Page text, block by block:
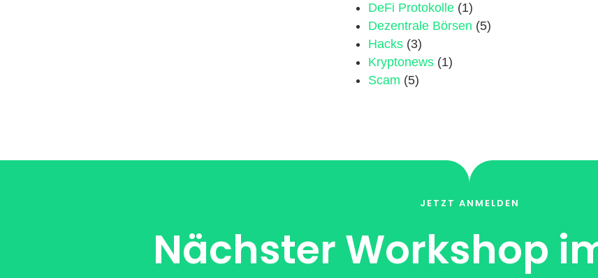
DeFi Protokolle(1)
Dezentrale Börsen (5)
Hacks(3)
Kryptonews(1)
Scam (5)
JETZT ANMELDEN
Nächster Workshop